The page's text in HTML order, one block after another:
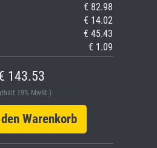
€ 82.98
€ 14.02
€ 45.43
€ 1.09
143.53
19% MwSt.)
Warenkorb